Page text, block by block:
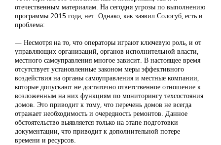
отечественным материалам. На сегодня угрозы по выполнению
программы 2015 года, нет. Однако, как заявил Сологуб, есть и
проблема:
— Несмотря на то, что операторы играют ключевую роль, и от
управляющих организаций, органов исполнительной власти,
местного самоуправления многое зависит. В настоящее время
отсутствует установленные законом меры эффективного
воздействия на органы самоуправления и местные компании,
которые допускают не достаточно ответственное отношение к
возложенным на них функциям по мониторингу техсостояния
домов. Это приводит к тому, что перечень домов не всегда
отражает необходимость и очередность ремонтов. Данное
обстоятельство выявляется только на этапе подготовки
документации, что приводит к дополнительной потере
времени и ресурсов.